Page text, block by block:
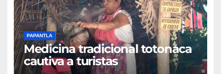
PAPANTLA
Medicina tradicional totonaca
cautiva a turistas